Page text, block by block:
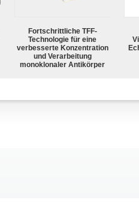
Fortschrittliche TFF-
Technologie für eine
verbesserte Konzentration
und Verarbeitung
monoklonaler Antikörper